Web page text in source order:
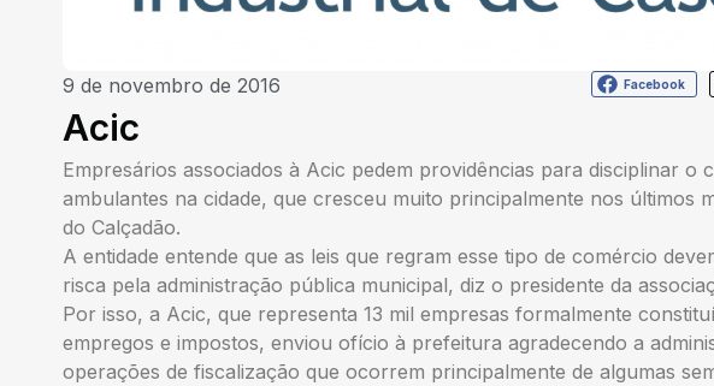
9 de novembro de 2016 Facebook
Acic
Empresários associados à Acic pedem providências para disciplinar o
ambulantes na cidade, que cresceu muito principalmente nos últimos
do Calçadão.
A entidade entende que as leis que regram esse tipo de comércio
risca pela administração pública municipal, diz o presidente da
Por isso, a Acic, que representa 13 mil empresas formalmente
empregos e impostos, enviou ofício à prefeitura agradecendo a
operações de fiscalização que ocorrem principalmente de algumas